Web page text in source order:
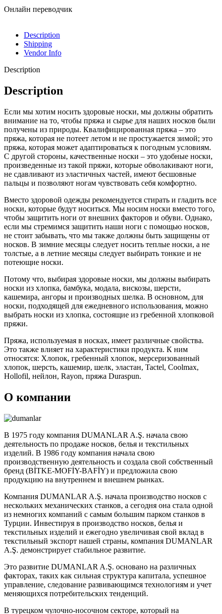
Онлайн переводчик
Description
Shipping
Vendor Info
Description
Description
Если мы хотим носить здоровые носки, мы должны обратить
внимание на то, чтобы пряжа и сырье для наших носков были
получены из природы. Квалифицированная пряжа – это
пряжа, которая не потеет летом и не простужается зимой; это
пряжа, которая может адаптироваться к погодным условиям.
С другой стороны, качественные носки – это удобные носки,
произведенные из такой пряжи, которые обволакивают ноги,
не сдавливают из эластичных частей, имеют бесшовные
пальцы и позволяют ногам чувствовать себя комфортно.
Вместо здоровой одежды рекомендуется стирать и гладить все
носки, которые будут носиться. Мы носим носки вместо того,
чтобы защитить ноги от внешних факторов и обуви. Однако,
если мы стремимся защитить наши ноги с помощью носков,
не стоит забывать, что мы также должны быть защищены от
носков. В зимние месяцы следует носить теплые носки, а не
толстые, а в летние месяцы следует выбирать тонкие и не
потеющие носки.
Потому что, выбирая здоровые носки, мы должны выбирать
носки из хлопка, бамбука, модала, вискозы, шерсти,
кашемира, ангоры и производных шелка. В основном, для
носки, подходящей для ежедневного использования, можно
выбрать носки из хлопка, состоящие из гребенной хлопковой
пряжи.
Пряжа, используемая в носках, имеет различные свойства.
Это также влияет на характеристики продукта. К ним
относятся: Хлопок, гребенный хлопок, мерсеризованный
хлопок, шерсть, кашемир, шелк, эластан, Tactel, Coolmax,
Hollofil, нейлон, Rayon, пряжа Duraspun.
О компании
В 1975 году компания DUMANLAR A.Ş. начала свою
деятельность по продаже носков, белья и текстильных
изделий. В 1986 году компания начала свою
производственную деятельность и создала свой собственный
бренд (BİTKE-MOFİY-BAFİY) и предложила свою
продукцию на внутреннем и внешнем рынках.
Компания DUMANLAR A.Ş. начала производство носков с
нескольких механических станков, а сегодня она стала одной
из немногих компаний с самым большим парком станков в
Турции. Инвестируя в производство носков, белья и
текстильных изделий и ежегодно увеличивая свой вклад в
текстильный экспорт нашей страны, компания DUMANLAR
A.Ş. демонстрирует стабильное развитие.
Это развитие DUMANLAR A.Ş. основано на различных
факторах, таких как сильная структура капитала, успешное
управление, следование развивающимся технологиям и учет
меняющихся потребительских тенденций.
В турецком чулочно-носочном секторе, который на